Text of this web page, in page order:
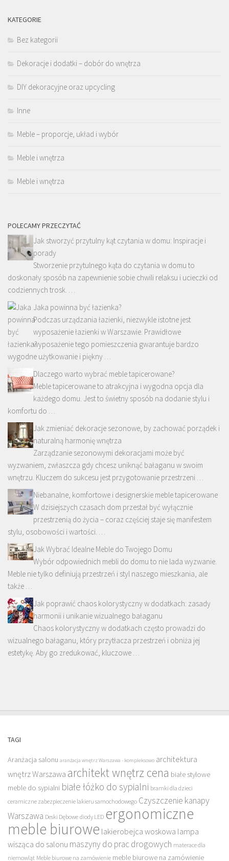
KATEGORIE
Bez kategorii
Dekoracje i dodatki – dobór do wnętrza
DIY dekoracyjne oraz upcycling
Inne
Meble – proporcje, układ i wybór
Meble i wnętrza
Meble i wnętrza
POLECAMY PRZECZYTAĆ
Jak stworzyć przytulny kąt czytania w domu: Inspiracje i
porady
Stworzenie przytulnego kąta do czytania w domu to
doskonały sposób na zapewnienie sobie chwili relaksu i ucieczki od
codziennych trosk. …
Jaka powinna być łazienka?
Podczas urządzania łazienki, niezwykle istotne jest
wyposażenie łazienki w Warszawie. Prawidłowe
wyposażenie tego pomieszczenia gwarantuje bardzo
wygodne użytkowanie i piękny …
Dlaczego warto wybrać meble tapicerowane?
Meble tapicerowane to atrakcyjna i wygodna opcja dla
każdego domu. Jest to świetny sposób na dodanie stylu i
komfortu do …
Jak zmieniać dekoracje sezonowe, by zachować porządek i
naturalną harmonię wnętrza
Zarządzanie sezonowymi dekoracjami może być
wyzwaniem, zwłaszcza gdy chcesz uniknąć bałaganu w swoim
wnętrzu. Kluczem do sukcesu jest przygotowanie przestrzeni …
Niebanalne, komfortowe i designerskie meble tapicerowane
W dzisiejszych czasach dom przestał być wyłącznie
przestrzenią do życia – coraz częściej staje się manifestem
stylu, osobowości i wartości. …
Jak Wybrać Idealne Meble do Twojego Domu
Wybór odpowiednich mebli do domu to nie lada wyzwanie.
Meble nie tylko definiują przestrzeń i styl naszego mieszkania, ale
także …
Jak poprawić chaos kolorystyczny w dodatkach: zasady
harmonii i unikanie wizualnego bałaganu
Chaos kolorystyczny w dodatkach często prowadzi do
wizualnego bałaganu, który przytłacza przestrzeń i obniża jej
estetykę. Aby go zredukować, kluczowe …
TAGI
Aranżacja salonu aranżacja wnętrz Warszawa - kompleksowo architektura
wnętrz Warszawa architekt wnętrz cena białe stylowe
meble do sypialni białe łóżko do sypialni bramki dla dzieci
ceramiczne zabezpieczenie lakieru samochodowego Czyszczenie kanapy
Warszawa Deski Dębowe diody LED ergonomiczne
meble biurowe lakierobejca woskowa lampa
wisząca do salonu maszyny do prac drogowych materace dla
niemowląt Meble biurowe na zamówienie meble biurowe na zamówienie